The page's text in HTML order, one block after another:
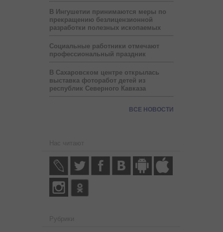
В Ингушетии принимаются меры по
прекращению безлицензионной
разработки полезных ископаемых
Социальные работники отмечают
профессиональный праздник
В Сахаровском центре открылась
выставка фоторабот детей из
республик Северного Кавказа
ВСЕ НОВОСТИ
Нас читают
Рубрики